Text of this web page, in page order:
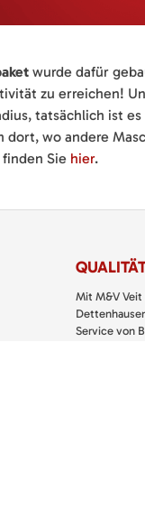
wurde dafür
zu erreichen!
tatsächlich ist es
dort, wo andere
finden Sie hier.
Mit M&V Veit
Service von